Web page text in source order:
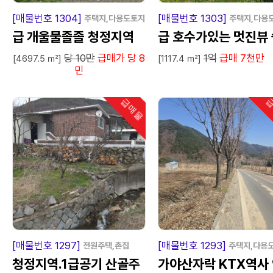
급 매 물
[매물번호 1304] 주택지,다용도토지
급 개울물졸졸 청정지역
[4697.5 ㎡] 당 10만 급매가 당 8
민
급 매
[매물번호 1303] 주택지,다용
급 호수가있는 멋진뷰
터텃밭 전원주택지.
[1117.4 ㎡] 1억 급매 7천만
급매물
인기
급 매 물
[매물번호 1297] 전원주택,촌집
청정지역.1급공기 산골주
급 매
[매물번호 1293] 주택지,다용
가야산자락 KTX역사